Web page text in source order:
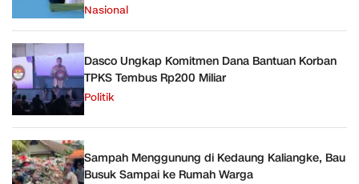
Nasional
Dasco Ungkap Komitmen Dana Bantuan Korban
TPKS Tembus Rp200 Miliar
Politik
Sampah Menggunung di Kedaung Kaliangke, Bau
Busuk Sampai ke Rumah Warga